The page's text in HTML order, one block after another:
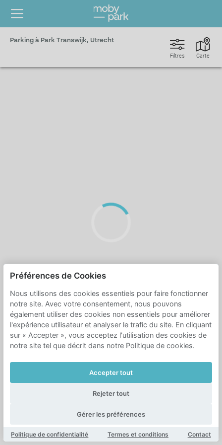
Parking à Park Transwijk, Utrecht
Carte
Filtres
Préférences de Cookies
Nous utilisons des cookies essentiels pour faire fonctionner
notre site. Avec votre consentement, nous pouvons
également utiliser des cookies non essentiels pour améliorer
l'expérience utilisateur et analyser le trafic du site. En cliquant
sur « Accepter », vous acceptez l'utilisation des cookies de
notre site tel que décrit dans notre Politique de cookies.
Accepter tout
Rejeter tout
Gérer les préférences
Politique de confidentialité Termes et conditions Contact